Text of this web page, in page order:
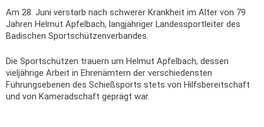
Am 28. Juni verstarb nach schwerer Krankheit im Alter von 79
Jahren Helmut Apfelbach, langjähriger Landessportleiter des
Badischen Sportschützenverbandes.
Die Sportschützen trauern um Helmut Apfelbach, dessen
vieljährige Arbeit in Ehrenämtern der verschiedensten
Führungsebenen des Schießsports stets von Hilfsbereitschaft
und von Kameradschaft geprägt war.